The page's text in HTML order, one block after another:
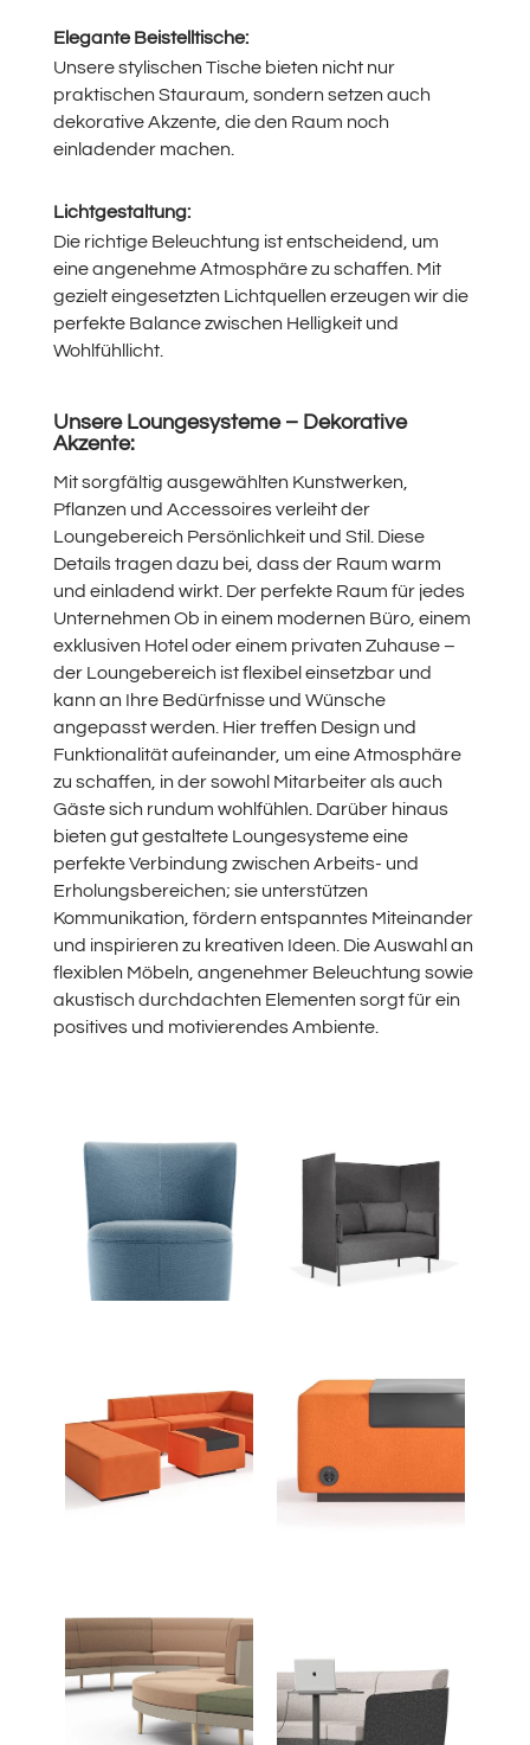
Elegante Beistelltische:
Unsere stylischen Tische bieten nicht nur
praktischen Stauraum, sondern setzen auch
dekorative Akzente, die den Raum noch
einladender machen.
Lichtgestaltung:
Die richtige Beleuchtung ist entscheidend, um
eine angenehme Atmosphäre zu schaffen. Mit
gezielt eingesetzten Lichtquellen erzeugen wir die
perfekte Balance zwischen Helligkeit und
Wohlfühllicht.
Unsere Loungesysteme – Dekorative
Akzente:
Mit sorgfältig ausgewählten Kunstwerken,
Pflanzen und Accessoires verleiht der
Loungebereich Persönlichkeit und Stil. Diese
Details tragen dazu bei, dass der Raum warm
und einladend wirkt. Der perfekte Raum für jedes
Unternehmen Ob in einem modernen Büro, einem
exklusiven Hotel oder einem privaten Zuhause –
der Loungebereich ist flexibel einsetzbar und
kann an Ihre Bedürfnisse und Wünsche
angepasst werden. Hier treffen Design und
Funktionalität aufeinander, um eine Atmosphäre
zu schaffen, in der sowohl Mitarbeiter als auch
Gäste sich rundum wohlfühlen. Darüber hinaus
bieten gut gestaltete Loungesysteme eine
perfekte Verbindung zwischen Arbeits- und
Erholungsbereichen; sie unterstützen
Kommunikation, fördern entspanntes Miteinander
und inspirieren zu kreativen Ideen. Die Auswahl an
flexiblen Möbeln, angenehmer Beleuchtung sowie
akustisch durchdachten Elementen sorgt für ein
positives und motivierendes Ambiente.
Loungesessel
Schallabsorbierende